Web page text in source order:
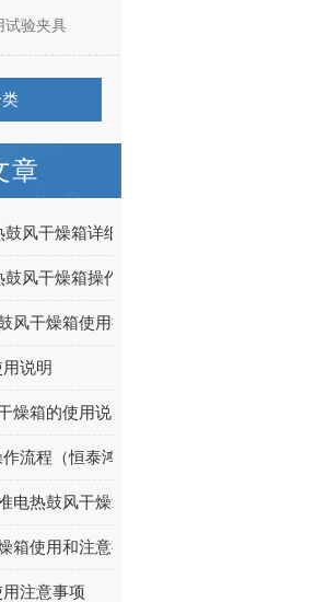
试验夹具
章
风干燥箱详细操作规程
风干燥箱操作规程
风干燥箱使用操作
说明
燥箱的使用说明书
流程（恒泰鸿基现货供应）
电热鼓风干燥箱使用说明
箱使用和注意事项
注意事项